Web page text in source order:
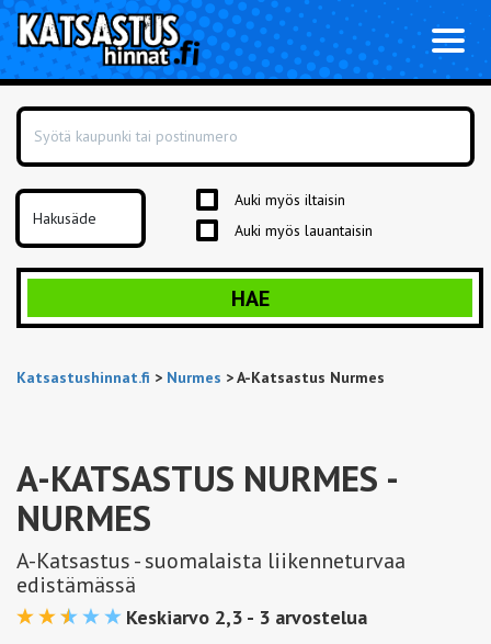
Auki myös iltaisin
Auki myös lauantaisin
HAE
Katsastushinnat.fi > Nurmes >A-Katsastus Nurmes
A-KATSASTUS NURMES -
NURMES
A-Katsastus - suomalaista liikenneturvaa
edistämässä
Keskiarvo 2,3 - 3 arvostelua